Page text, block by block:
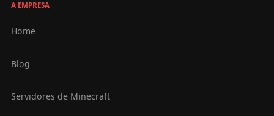
A EMPRESA
Home
Blog
Servidores de Minecraft